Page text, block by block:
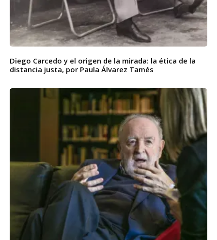
Diego Carcedo y el origen de la mirada: la ética de la
distancia justa, por Paula Álvarez Tamés